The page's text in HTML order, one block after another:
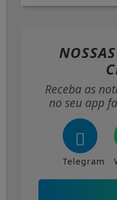
Receba as
no seu app
Telegram